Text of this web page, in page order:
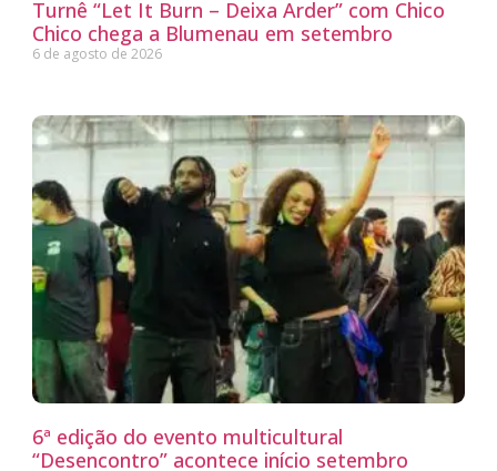
Turnê “Let It Burn – Deixa Arder” com Chico
Chico chega a Blumenau em setembro
6 de agosto de 2026
6ª edição do evento multicultural
“Desencontro” acontece início setembro